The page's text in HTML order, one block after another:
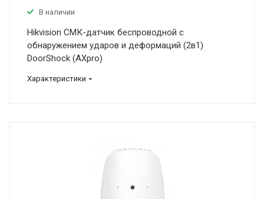
В наличии
Hikvision СМК-датчик беспроводной с
обнаружением ударов и деформаций (2в1)
DoorShock (AXpro)
Характеристики